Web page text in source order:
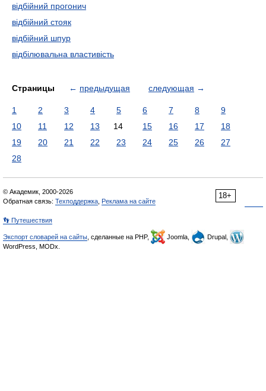
відбійний прогонич
відбійний стояк
відбійний шпур
відбілювальна властивість
Страницы ← предыдущая следующая →
1 2 3 4 5 6 7 8
9
10
11 12 13 14 15 16 17
18
19
20 21 22 23 24 25 26
27
28
18+
© Академик, 2000-2026
Обратная связь: Техподдержка Реклама на сайте
👣 Путешествия
Экспорт словарей на сайты , сделанные на PHP, Joomla,
Drupal,
WordPress, MODx.